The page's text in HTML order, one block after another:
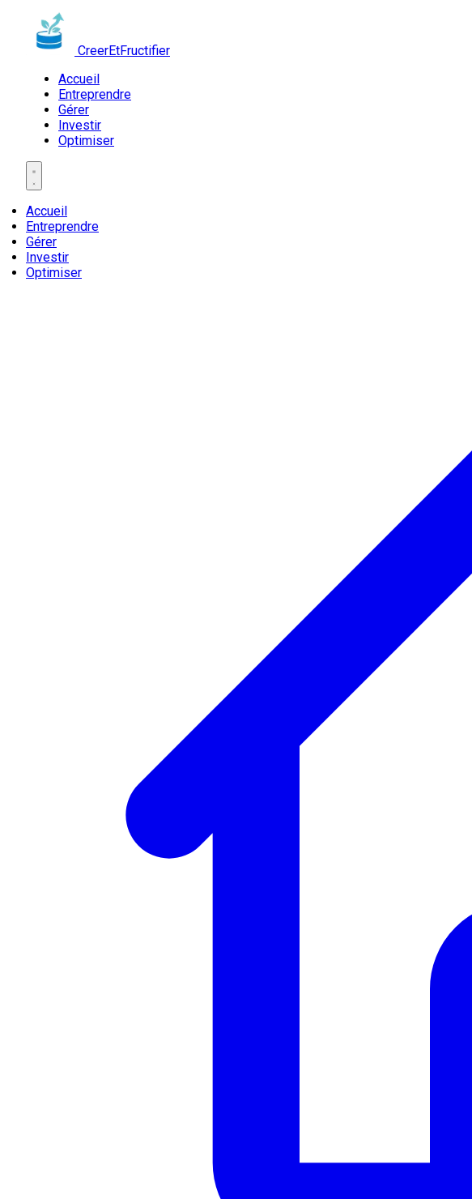
CreerEtFructifier
Accueil
Entreprendre
Gérer
Investir
Optimiser
Accueil
Entreprendre
Gérer
Investir
Optimiser